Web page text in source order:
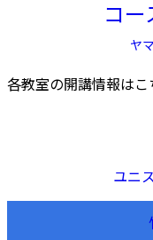
コー
ヤ
各教室の開講情報はこ
ユニ